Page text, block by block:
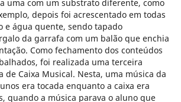
uma com um substrato diferente, como
depois foi acrescentado em todas
e água quente, sendo tapado
da garrafa com um balão que enchia
Como fechamento dos conteúdos
foi realizada uma terceira
de Caixa Musical. Nesta, uma música da
era tocada enquanto a caixa era
quando a música parava o aluno que